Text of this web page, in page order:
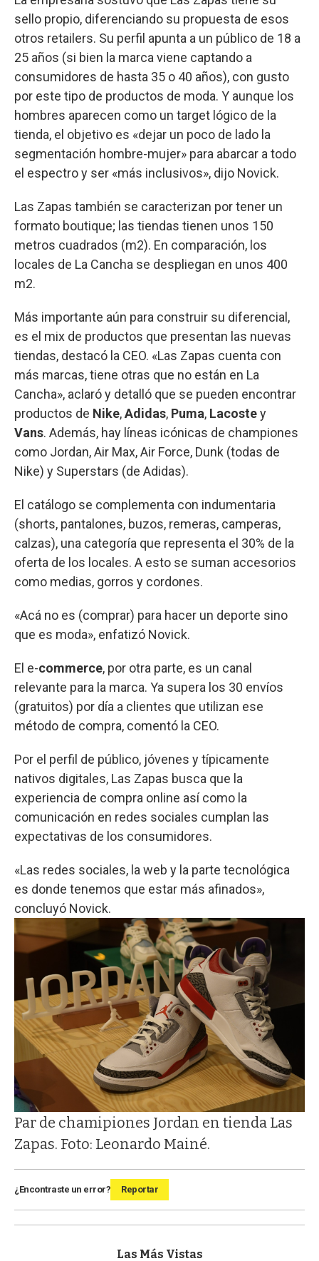
sello propio, diferenciando su propuesta de esos
otros retailers. Su perfil apunta a un público de 18 a
25 años (si bien la marca viene captando a
consumidores de hasta 35 o 40 años), con gusto
por este tipo de productos de moda. Y aunque los
hombres aparecen como un target lógico de la
tienda, el objetivo es «dejar un poco de lado la
segmentación hombre-mujer» para abarcar a todo
el espectro y ser «más inclusivos», dijo Novick.
Las Zapas también se caracterizan por tener un
formato boutique; las tiendas tienen unos 150
metros cuadrados (m2). En comparación, los
locales de La Cancha se despliegan en unos 400
m2.
Más importante aún para construir su diferencial,
es el mix de productos que presentan las nuevas
tiendas, destacó la CEO. «Las Zapas cuenta con
más marcas, tiene otras que no están en La
Cancha», aclaró y detalló que se pueden encontrar
productos de Nike,Adidas, Puma, Lacostey
Vans. Además, hay líneas icónicas de championes
como Jordan, Air Max, Air Force, Dunk (todas de
Nike) y Superstars (de Adidas).
El catálogo se complementa con indumentaria
(shorts, pantalones, buzos, remeras, camperas,
calzas), una categoría que representa el 30% de la
oferta de los locales. A esto se suman accesorios
como medias, gorros y cordones.
«Acá no es (comprar) para hacer un deporte sino
que es moda», enfatizó Novick.
El e-commerce, por otra parte, es un canal
relevante para la marca. Ya supera los 30 envíos
(gratuitos) por día a clientes que utilizan ese
método de compra, comentó la CEO.
Por el perfil de público, jóvenes y típicamente
nativos digitales, Las Zapas busca que la
experiencia de compra online así como la
comunicación en redes sociales cumplan las
expectativas de los consumidores.
«Las redes sociales, la web y la parte tecnológica
es donde tenemos que estar más afinados»,
concluyó Novick.
Par de chamipiones Jordan en tienda Las
Zapas. Foto: Leonardo Mainé.
¿Encontraste un error? Reportar
Las Más Vistas